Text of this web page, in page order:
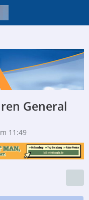
General
11:49